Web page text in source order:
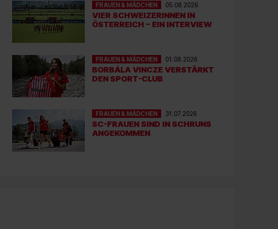
FRAUEN & MÄDCHEN 05.08.2026
VIER SCHWEIZERINNEN IN
ÖSTERREICH – EIN INTERVIEW
FRAUEN & MÄDCHEN 01.08.2026
BORBÁLA VINCZE VERSTÄRKT
DEN SPORT-CLUB
FRAUEN & MÄDCHEN 31.07.2026
SC-FRAUEN SIND IN SCHRUNS
ANGEKOMMEN